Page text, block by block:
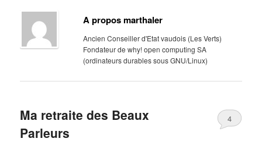
A propos marthaler
Ancien Conseiller d'Etat vaudois (Les Verts)
Fondateur de why! open computing SA
(ordinateurs durables sous GNU/Linux)
Ma retraite des Beaux
Parleurs
4